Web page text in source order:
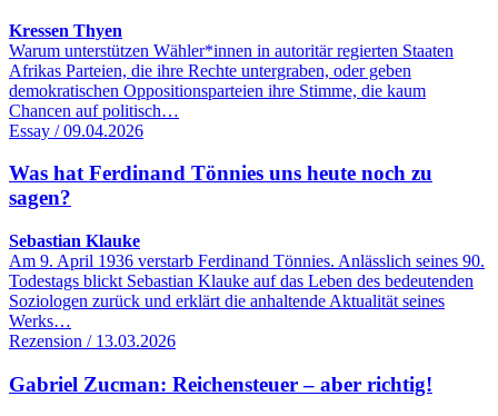
Kressen Thyen
Warum unterstützen Wähler*innen in autoritär regierten Staaten
Afrikas Parteien, die ihre Rechte untergraben, oder geben
demokratischen Oppositionsparteien ihre Stimme, die kaum
Chancen auf politisch…
Essay / 09.04.2026
Was hat Ferdinand Tönnies uns heute noch zu
sagen?
Sebastian Klauke
Am 9. April 1936 verstarb Ferdinand Tönnies. Anlässlich seines 90.
Todestags blickt Sebastian Klauke auf das Leben des bedeutenden
Soziologen zurück und erklärt die anhaltende Aktualität seines
Werks…
Rezension / 13.03.2026
Gabriel Zucman: Reichensteuer – aber richtig!